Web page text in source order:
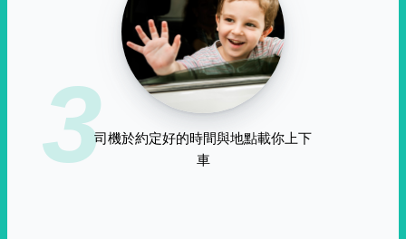
3司機於約定好的時間與地點載你上下
車